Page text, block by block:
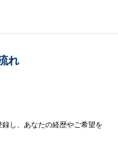
れ
し、あなたの経歴やご希望を